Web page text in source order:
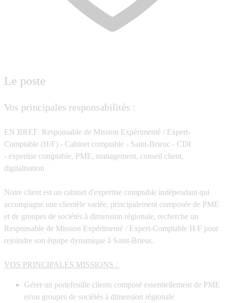
Le poste
Vos principales responsabilités :
EN BREF: Responsable de Mission Expérimenté / Expert-
Comptable (H/F) - Cabinet comptable - Saint-Brieuc - CDI
- expertise comptable, PME, management, conseil client,
digitalisation
Notre client est un cabinet d'expertise comptable indépendant qui
accompagne une clientèle variée, principalement composée de PME
et de groupes de sociétés à dimension régionale, recherche un
Responsable de Mission Expérimenté / Expert-Comptable H/F pour
rejoindre son équipe dynamique à Saint-Brieuc.
VOS PRINCIPALES MISSIONS :
Gérer un portefeuille clients composé essentiellement de PME
et/ou groupes de sociétés à dimension régionale